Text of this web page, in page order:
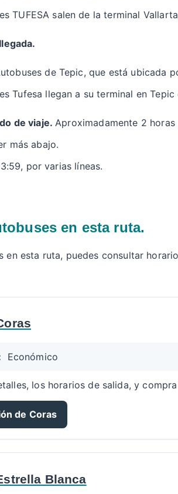
TUFESA salen de la terminal
de Tepic, que está ubicada
Tufesa llegan a su terminal en
de viaje.Aproximadamente 2
más abajo.
por varias líneas.
en esta ruta.
en esta ruta, puedes consultar
Económico
los horarios de salida, y
de Coras
Blanca